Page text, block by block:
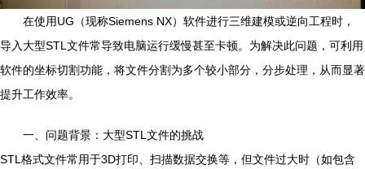
在使用UG（现称Siemens NX）软件进行三维建模或逆向工程时，
导入大型STL文件常导致电脑运行缓慢甚至卡顿。为解决此问题，可利用
软件的坐标切割功能，将文件分割为多个较小部分，分步处理，从而显著
提升工作效率。
一、问题背景：大型STL文件的挑战
STL格式文件常用于3D打印、扫描数据交换等，但文件过大时（如包含